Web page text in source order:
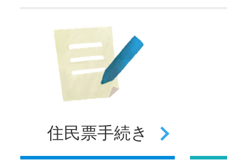
住民票手続き